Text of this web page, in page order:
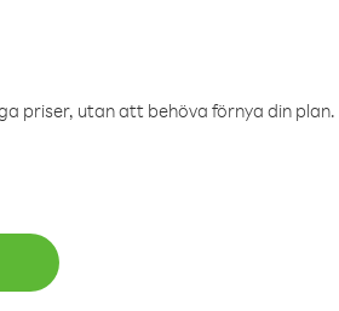
priser, utan att behöva förnya din plan.